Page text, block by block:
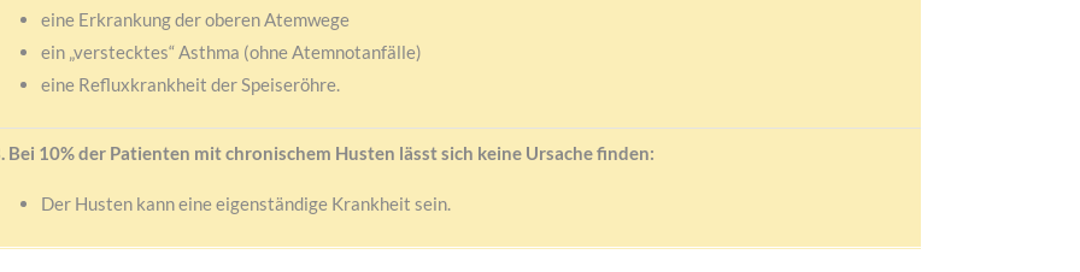
eine Erkrankung der oberen Atemwege
ein „verstecktes“ Asthma (ohne Atemnotanfälle)
eine Refluxkrankheit der Speiseröhre.
Bei 10% der Patienten mit chronischem Husten lässt sich keine Ursache finden:
Der Husten kann eine eigenständige Krankheit sein.